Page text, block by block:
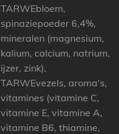
TARWEbloem,
spinaziepoeder 6,4%,
mineralen (magnesium,
kalium, calcium, natrium,
ijzer, zink),
TARWEvezels, aroma's,
vitamines (vitamine C,
vitamine E, vitamine A,
vitamine B6, thiamine,